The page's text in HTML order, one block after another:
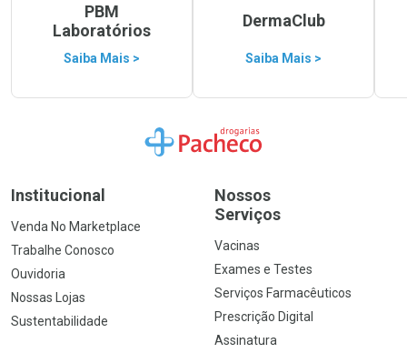
PBM
Laboratórios
Saiba Mais >
DermaClub
Saiba Mais >
Ir para a Home
Institucional
Venda No Marketplace
Trabalhe Conosco
Ouvidoria
Nossas Lojas
Sustentabilidade
Nossos
Serviços
Vacinas
Exames e Testes
Serviços Farmacêuticos
Prescrição Digital
Assinatura